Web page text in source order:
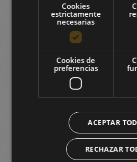
Cookies
estrictamente
necesarias
Cookies de
preferencias
ACEPTAR
RECHAZAR